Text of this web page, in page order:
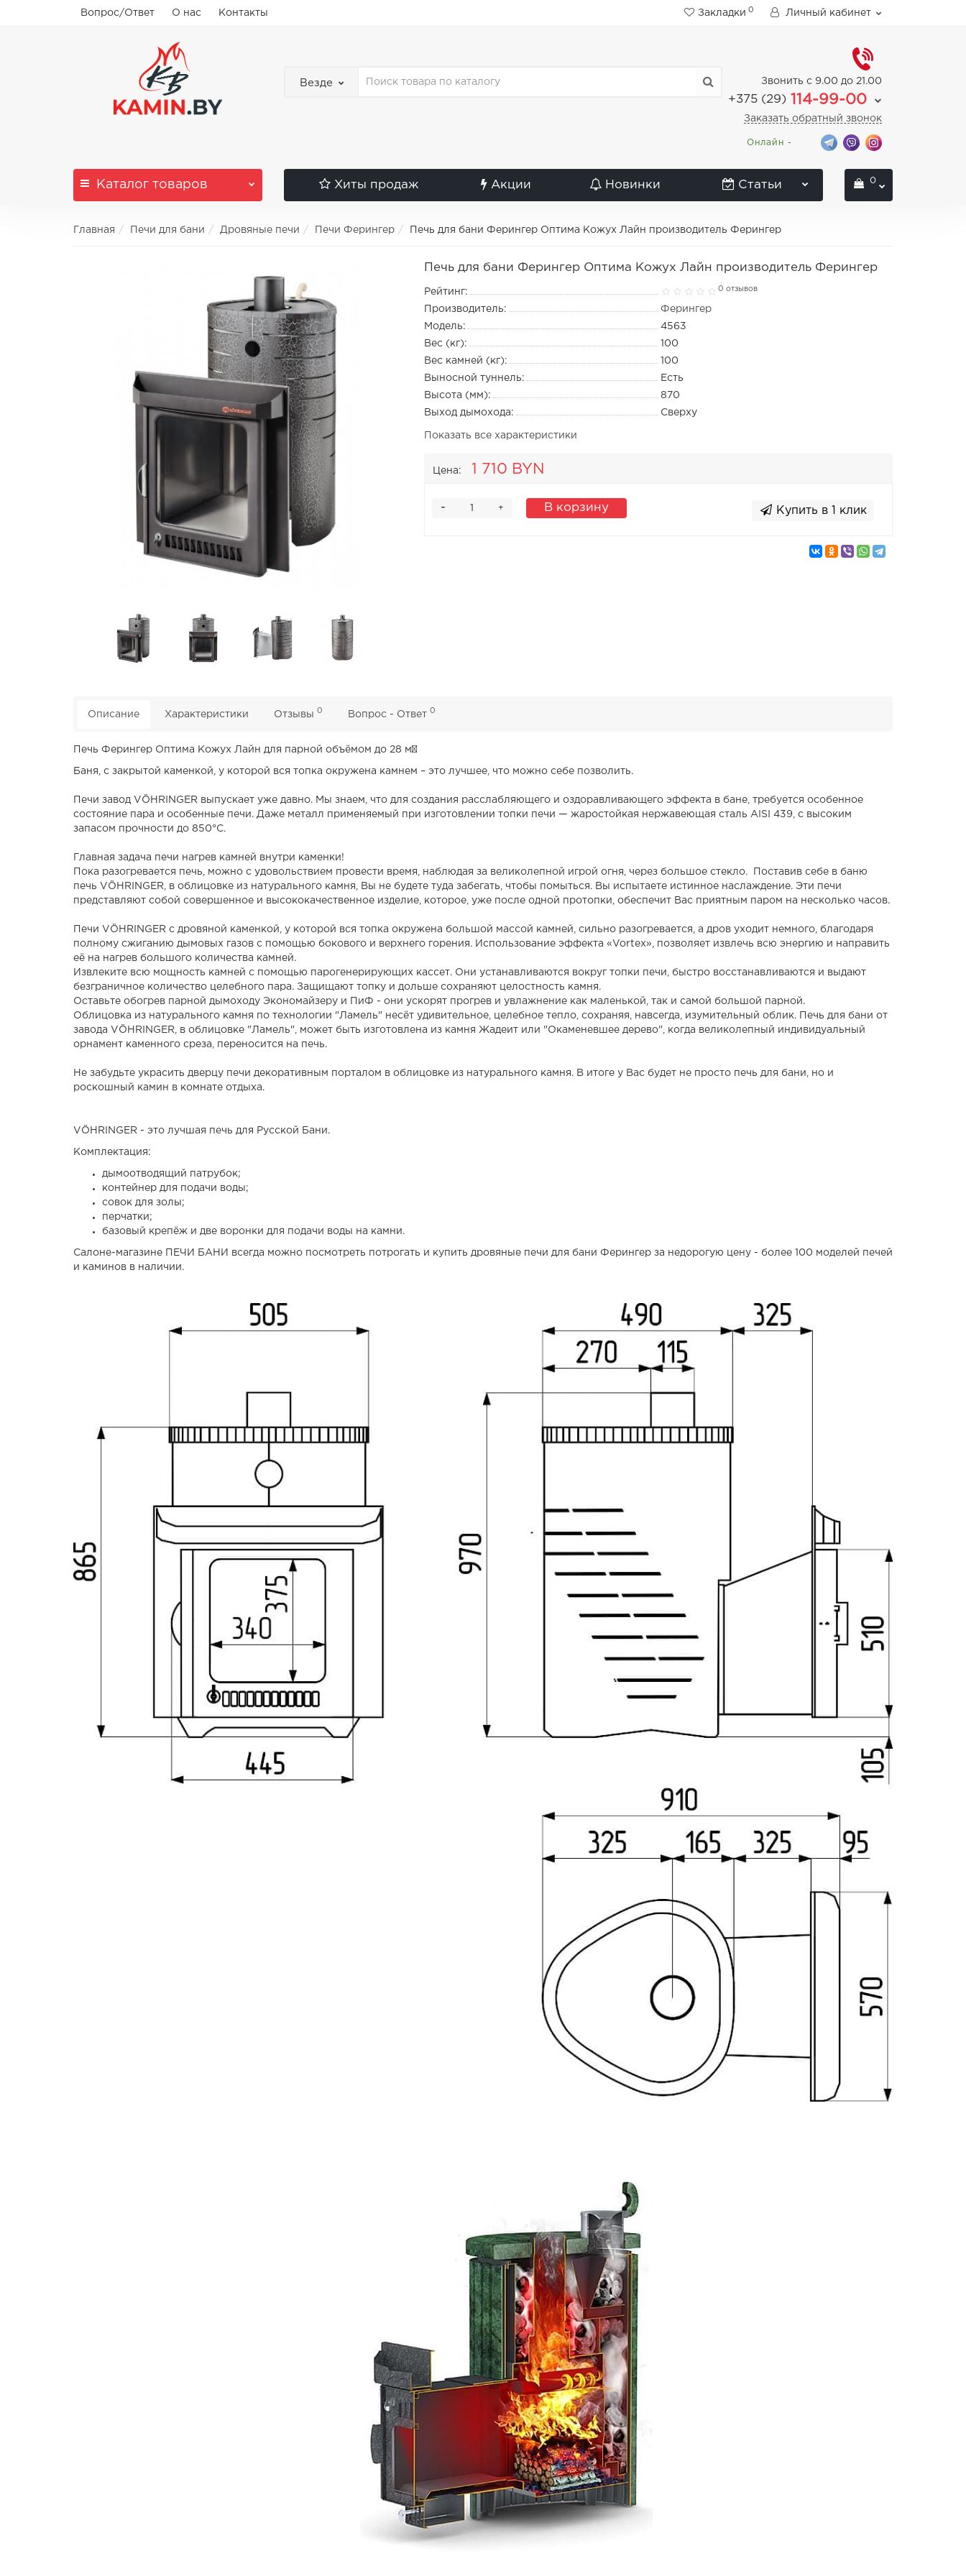
Вопрос/Ответ О нас Контакты Закладки 0 Личный кабинет
Везде Звонить с 9.00 до 21.00
+375 (29) 114-99-00
Заказать обратный звонок
Онлайн -
Каталог товаров Хиты продаж Акции Новинки Статьи 0
Главная Печи для бани Дровяные печи Печи Ферингер Печь для бани Ферингер Оптима Кожух Лайн производитель Ферингер
Печь для бани Ферингер Оптима Кожух Лайн производитель Ферингер
Рейтинг: 0 отзывов
Производитель:
Ферингер
Модель:
4563
Вес (кг):
100
Вес камней (кг):
100
Выносной туннель:
Есть
Высота (мм):
870
Выход дымохода:
Сверху
Показать все характеристики
Цена: 1 710 BYN
+
- В корзину Купить в 1 клик
Описание Характеристики Отзывы 0 Вопрос - Ответ 0
Печь Ферингер Оптима Кожух Лайн для парной объёмом до 28 м³
Баня, с закрытой каменкой, у которой вся топка окружена камнем – это лучшее, что можно себе позволить.
Печи завод VÖHRINGER выпускает уже давно. Мы знаем, что для создания расслабляющего и оздоравливающего эффекта в бане, требуется особенное
состояние пара и особенные печи. Даже металл применяемый при изготовлении топки печи — жаростойкая нержавеющая сталь AISI 439, с высоким
запасом прочности до 850°С.
Главная задача печи нагрев камней внутри каменки!
Пока разогревается печь, можно с удовольствием провести время, наблюдая за великолепной игрой огня, через большое стекло. Поставив себе в баню
печь VÖHRINGER, в облицовке из натурального камня, Вы не будете туда забегать, чтобы помыться. Вы испытаете истинное наслаждение. Эти печи
представляют собой совершенное и высококачественное изделие, которое, уже после одной протопки, обеспечит Вас приятным паром на несколько часов.
Печи VÖHRINGER с дровяной каменкой, у которой вся топка окружена большой массой камней, сильно разогревается, а дров уходит немного, благодаря
полному сжиганию дымовых газов с помощью бокового и верхнего горения. Использование эффекта «Vortex», позволяет извлечь всю энергию и направить
её на нагрев большого количества камней.
Извлеките всю мощность камней с помощью парогенерирующих кассет. Они устанавливаются вокруг топки печи, быстро восстанавливаются и выдают
безграничное количество целебного пара. Защищают топку и дольше сохраняют целостность камня.
Оставьте обогрев парной дымоходу Экономайзеру и ПиФ - они ускорят прогрев и увлажнение как маленькой, так и самой большой парной.
Облицовка из натурального камня по технологии "Ламель" несёт удивительное, целебное тепло, сохраняя, навсегда, изумительный облик. Печь для бани от
завода VÖHRINGER, в облицовке "Ламель", может быть изготовлена из камня Жадеит или "Окаменевшее дерево", когда великолепный индивидуальный
орнамент каменного среза, переносится на печь.
Не забудьте украсить дверцу печи декоративным порталом в облицовке из натурального камня. В итоге у Вас будет не просто печь для бани, но и
роскошный камин в комнате отдыха.
VÖHRINGER - это лучшая печь для Русской Бани.
Комплектация:
дымоотводящий патрубок;
контейнер для подачи воды;
совок для золы;
перчатки;
базовый крепёж и две воронки для подачи воды на камни.
Салоне-магазине ПЕЧИ БАНИ всегда можно посмотреть потрогать и купить дровяные печи для бани Ферингер за недорогую цену - более 100 моделей печей
и каминов в наличии.